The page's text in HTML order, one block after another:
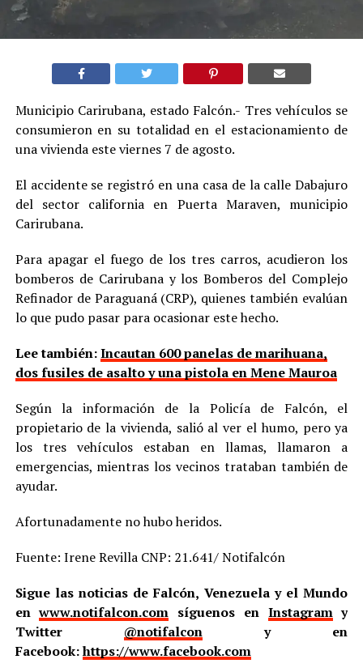
Municipio Carirubana, estado Falcón.- Tres vehículos se
consumieron en su totalidad en el estacionamiento de
una vivienda este viernes 7 de agosto.
El accidente se registró en una casa de la calle Dabajuro
del sector california en Puerta Maraven, municipio
Carirubana.
Para apagar el fuego de los tres carros, acudieron los
bomberos de Carirubana y los Bomberos del Complejo
Refinador de Paraguaná (CRP), quienes también evalúan
lo que pudo pasar para ocasionar este hecho.
Lee también:Incautan 600 panelas de marihuana,
dos fusiles de asalto y una pistola en Mene Mauroa
Según la información de la Policía de Falcón, el
propietario de la vivienda, salió al ver el humo, pero ya
los tres vehículos estaban en llamas, llamaron a
emergencias, mientras los vecinos trataban también de
ayudar.
Afortunadamente no hubo heridos.
Fuente: Irene Revilla CNP: 21.641/ Notifalcón
Sigue las noticias de Falcón, Venezuela y el Mundo
enwww.notifalcon.com síguenos en Instagramy
Twitter @notifalcony en
Facebook:https://www.facebook.com